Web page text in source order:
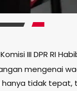
III DPR RI
mengenai
tidak